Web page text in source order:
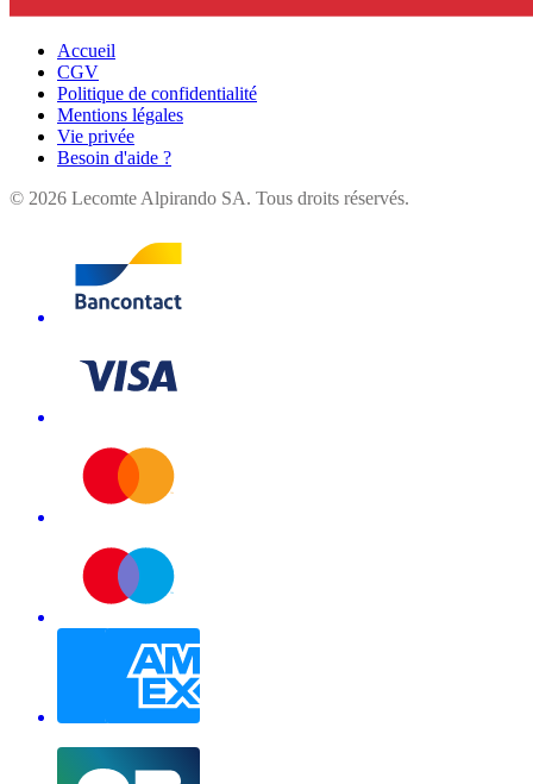
Accueil
CGV
Politique de confidentialité
Mentions légales
Vie privée
Besoin d'aide ?
© 2026 Lecomte Alpirando SA. Tous droits réservés.